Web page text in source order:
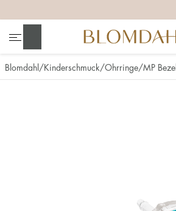
Blomdahl Kinderschmuck Ohrringe MP Bezel